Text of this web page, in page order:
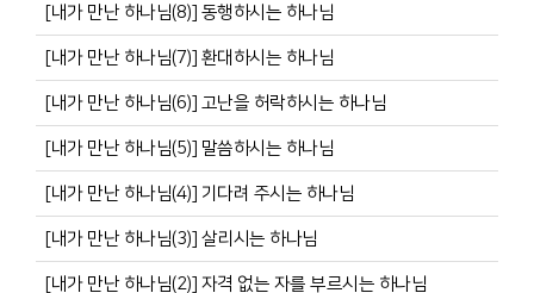
[내가 만난 하나님(8)] 동행하시는 하나님
[내가 만난 하나님(7)] 환대하시는 하나님
[내가 만난 하나님(6)] 고난을 허락하시는 하나님
[내가 만난 하나님(5)] 말씀하시는 하나님
[내가 만난 하나님(4)] 기다려 주시는 하나님
[내가 만난 하나님(3)] 살리시는 하나님
[내가 만난 하나님(2)] 자격 없는 자를 부르시는 하나님